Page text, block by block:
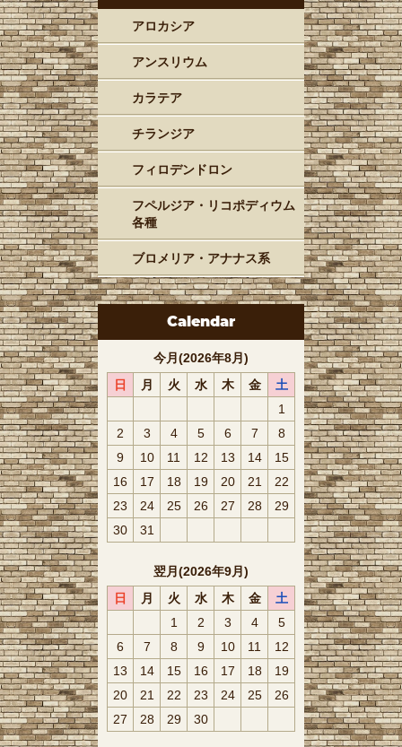
アロカシア
アンスリウム
カラテア
チランジア
フィロデンドロン
フペルジア・リコポディウム
各種
ブロメリア・アナナス系
Calendar
今月(2026年8月)
日
月 火 水 木 金
土
1
2
3 4 5 6 7
8
9
10 11 12 13 14
15
16
17 18 19 20 21
22
23
24 25 26 27 28
29
30
31
翌月(2026年9月)
日
月 火 水 木 金
土
1
2 3 4
5
6
7 8 9 10 11
12
13
14 15 16 17 18
19
20
21 22 23 24 25
26
27
28 29 30